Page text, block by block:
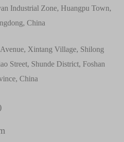
Industrial Zone, Huangpu Town,
China
Xintang Village, Shilong
Street, Shunde District, Foshan
China